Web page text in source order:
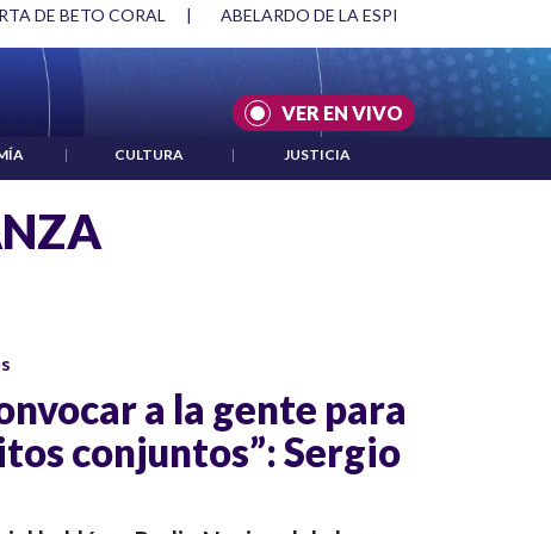
ESPRIELLA Y DMG | ACUERDOS ENTRE ESTADOS UNIDOS E
VER EN VIVO
| CULTURA | JUSTICIA
a la gente para
conjuntos”: Sergio